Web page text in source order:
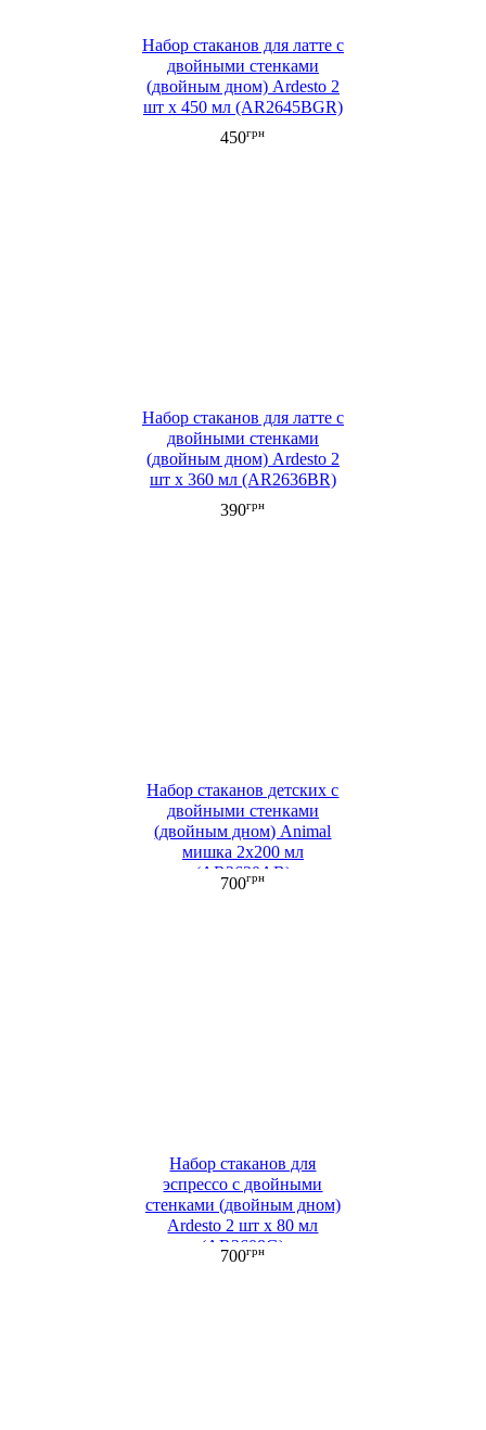
Набор стаканов для латте с
двойными стенками
(двойным дном) Ardesto 2
шт х 450 мл (AR2645BGR)
450грн
Набор стаканов для латте с
двойными стенками
(двойным дном) Ardesto 2
шт x 360 мл (AR2636BR)
390грн
Набор стаканов детских c
двойными стенками
(двойным дном) Animal
мишка 2х200 мл
(AR2630AB)
700грн
Набор стаканов для
эспрессо с двойными
стенками (двойным дном)
Ardesto 2 шт х 80 мл
(AR2608G)
700грн